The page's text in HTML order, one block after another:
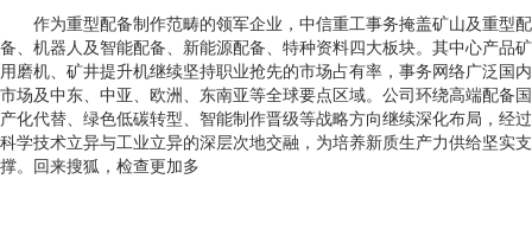
作为重型配备制作范畴的领军企业，中信重工事务掩盖矿山及重型配
备、机器人及智能配备、新能源配备、特种资料四大板块。其中心产品矿
用磨机、矿井提升机继续坚持职业抢先的市场占有率，事务网络广泛国内
市场及中东、中亚、欧洲、东南亚等全球要点区域。公司环绕高端配备国
产化代替、绿色低碳转型、智能制作晋级等战略方向继续深化布局，经过
科学技术立异与工业立异的深层次地交融，为培养新质生产力供给坚实支
撑。回来搜狐，检查更加多